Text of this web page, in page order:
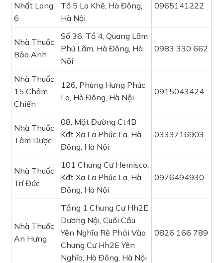
Nhất Long
6
Tổ 5 La Khê, Hà Đông,
Hà Nội
0965141222
Nhà Thuốc
Bảo Anh
Số 36, Tổ 4, Quang Lãm
Phú Lãm, Hà Đông, Hà
Nội
0983 330 662
Nhà Thuốc
15 Châm
Chiến
126, Phùng Hưng Phúc
La, Hà Đông, Hà Nội
0915043424
Nhà Thuốc
Tâm Dược
08, Mặt Đường Ct4B
Kđt Xa La Phúc La, Hà
Đông, Hà Nội
0333716903
Nhà Thuốc
Trí Đức
101 Chung Cư Hemisco,
Kđt Xa La Phúc La, Hà
Đông, Hà Nội
0976494930
Nhà Thuốc
An Hưng
Tầng 1 Chung Cư Hh2E
Dương Nội, Cuối Cầu
Yên Nghĩa Rẽ Phải Vào
Chung Cư Hh2E Yên
Nghĩa, Hà Đông, Hà Nội
0826 166 789